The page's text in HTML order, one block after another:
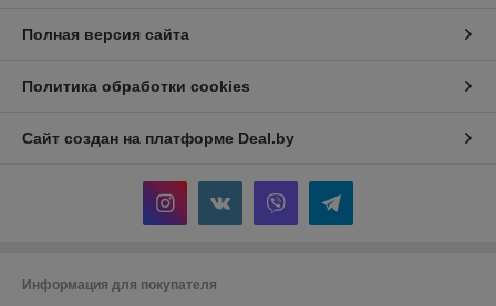
Полная версия сайта
Политика обработки cookies
Сайт создан на платформе Deal.by
Информация для покупателя